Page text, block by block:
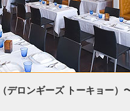
（デロンギーズ トーキョー